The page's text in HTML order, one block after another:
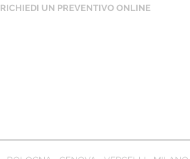
RICHIEDI UN PREVENTIVO ONLINE